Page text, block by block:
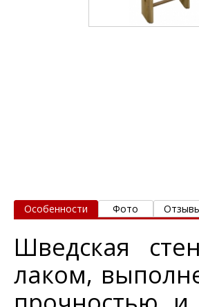
Особенности Фото
Шведская
лаком,